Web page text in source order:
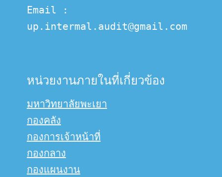
Email :
up.intermal.audit@gmail.com
หน่วยงานภายในที่เกี่ยวข้อง
มหาวิทยาลัยพะเยา
กองคลัง
กองการเจ้าหน้าที่
กองกลาง
กองแผนงาน